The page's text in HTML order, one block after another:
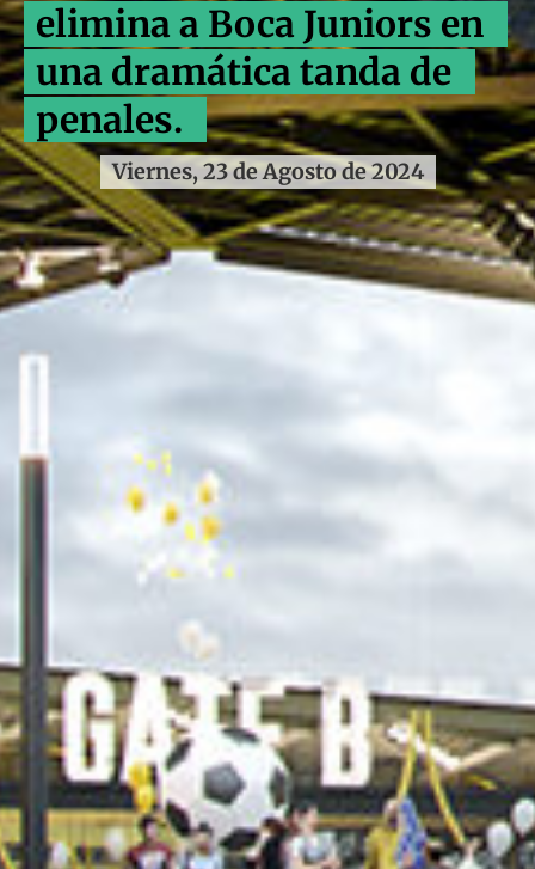
elimina a Boca Juniors en
una dramática tanda de
penales.
Viernes, 23 de Agosto de 2024